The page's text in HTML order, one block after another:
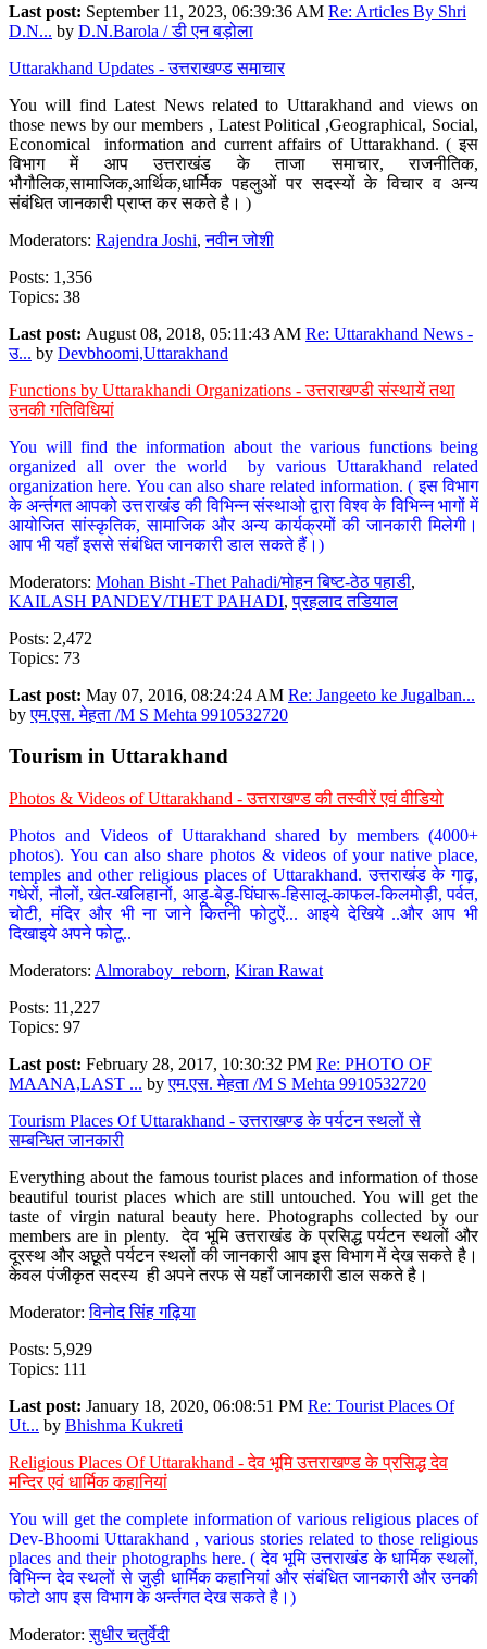
Last post: September 11, 2023, 06:39:36 AM Re: Articles By Shri
D.N... by D.N.Barola / डी एन बड़ोला
Uttarakhand Updates - उत्तराखण्ड समाचार
You will find Latest News related to Uttarakhand and views on
those news by our members , Latest Political ,Geographical, Social,
Economical information and current affairs of Uttarakhand. ( इस
विभाग में आप उत्तराखंड के ताजा समाचार, राजनीतिक,
भौगौलिक,सामाजिक,आर्थिक,धार्मिक पहलुओं पर सदस्यों के विचार व अन्य
संबंधित जानकारी प्राप्त कर सकते है। )
Moderators: Rajendra Joshi,नवीन जोशी
Posts: 1,356
Topics: 38
Last post: August 08, 2018, 05:11:43 AM Re: Uttarakhand News -
उ... by Devbhoomi,Uttarakhand
Functions by Uttarakhandi Organizations - उत्तराखण्डी संस्थायें तथा
उनकी गतिविधियां
You will find the information about the various functions being
organized all over the world by various Uttarakhand related
organization here. You can also share related information. ( इस विभाग
के अर्न्तगत आपको उत्तराखंड की विभिन्न संस्थाओ द्वारा विश्व के विभिन्न भागों में
आयोजित सांस्कृतिक, सामाजिक और अन्य कार्यक्रमों की जानकारी मिलेगी।
आप भी यहाँ इससे संबंधित जानकारी डाल सकते हैं।)
Moderators: Mohan Bisht -Thet Pahadi/मोहन बिष्ट-ठेठ पहाडी,
KAILASH PANDEY/THET PAHADI,प्रहलाद तडियाल
Posts: 2,472
Topics: 73
Last post: May 07, 2016, 08:24:24 AM Re: Jangeeto ke Jugalban...
byएम.एस. मेहता /M S Mehta 9910532720
Tourism in Uttarakhand
Photos & Videos of Uttarakhand - उत्तराखण्ड की तस्वीरें एवं वीडियो
Photos and Videos of Uttarakhand shared by members (4000+
photos). You can also share photos & videos of your native place,
temples and other religious places of Uttarakhand. उत्तराखंड के गाढ़,
गधेरों, नौलों, खेत-खलिहानों, आड़ू-बेड़ू-घिंघारू-हिसालू-काफल-किलमोड़ी, पर्वत,
चोटी, मंदिर और भी ना जाने कितनी फोटुऐं... आइये देखिये ..और आप भी
दिखाइये अपने फोटू..
Moderators: Almoraboy_reborn, Kiran Rawat
Posts: 11,227
Topics: 97
Last post: February 28, 2017, 10:30:32 PM Re: PHOTO OF
MAANA,LAST ... byएम.एस. मेहता /M S Mehta 9910532720
Tourism Places Of Uttarakhand - उत्तराखण्ड के पर्यटन स्थलों से
सम्बन्धित जानकारी
Everything about the famous tourist places and information of those
beautiful tourist places which are still untouched. You will get the
taste of virgin natural beauty here. Photographs collected by our
members are in plenty. देव भूमि उत्तराखंड के प्रसिद्ध पर्यटन स्थलों और
दूरस्थ और अछूते पर्यटन स्थलों की जानकारी आप इस विभाग में देख सकते है।
केवल पंजीकृत सदस्य ही अपने तरफ से यहाँ जानकारी डाल सकते है।
Moderator:विनोद सिंह गढ़िया
Posts: 5,929
Topics: 111
Last post: January 18, 2020, 06:08:51 PM Re: Tourist Places Of
Ut... by Bhishma Kukreti
Religious Places Of Uttarakhand - देव भूमि उत्तराखण्ड के प्रसिद्ध देव
मन्दिर एवं धार्मिक कहानियां
You will get the complete information of various religious places of
Dev-Bhoomi Uttarakhand , various stories related to those religious
places and their photographs here. ( देव भूमि उत्तराखंड के धार्मिक स्थलों,
विभिन्न देव स्थलों से जुड़ी धार्मिक कहानियां और संबंधित जानकारी और उनकी
फोटो आप इस विभाग के अर्न्तगत देख सकते है।)
Moderator:सुधीर चतुर्वेदी